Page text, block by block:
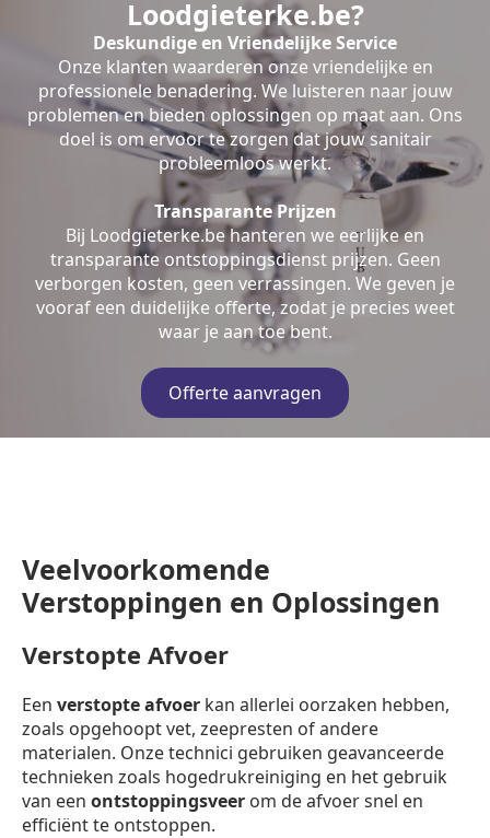
Loodgieterke.be?
Deskundige en Vriendelijke Service
Onze klanten waarderen onze vriendelijke en
professionele benadering. We luisteren naar jouw
problemen en bieden oplossingen op maat aan. Ons
doel is om ervoor te zorgen dat jouw sanitair
probleemloos werkt.
Transparante Prijzen
Bij Loodgieterke.be hanteren we eerlijke en
transparante ontstoppingsdienst prijzen. Geen
verborgen kosten, geen verrassingen. We geven je
vooraf een duidelijke offerte, zodat je precies weet
waar je aan toe bent.
Offerte aanvragen
Veelvoorkomende
Verstoppingen en Oplossingen
Verstopte Afvoer
Een verstopte afvoer kan allerlei oorzaken hebben,
zoals opgehoopt vet, zeepresten of andere
materialen. Onze technici gebruiken geavanceerde
technieken zoals hogedrukreiniging en het gebruik
van een ontstoppingsveer om de afvoer snel en
efficiënt te ontstoppen.